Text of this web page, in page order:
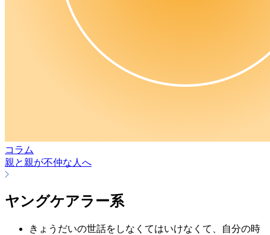
コラム
親と親が不仲な人へ
ヤングケアラー系
きょうだいの世話をしなくてはいけなくて、自分の時